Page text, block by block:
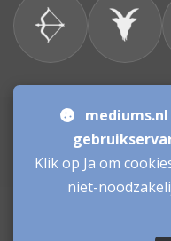
Consulenten
Vacatures Mediums
Klik op Ja om
niet-